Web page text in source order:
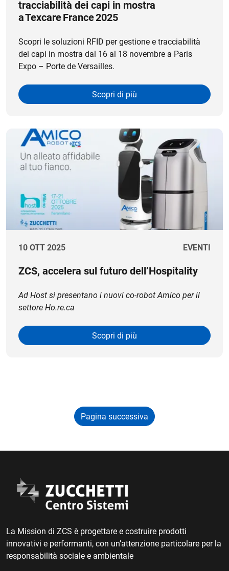
tracciabilità dei capi in mostra
a Texcare France 2025
Scopri le soluzioni RFID per gestione e tracciabilità
dei capi in mostra dal 16 al 18 novembre a Paris
Expo – Porte de Versailles.
Scopri di più
10 OTT 2025 EVENTI
ZCS, accelera sul futuro dell’Hospitality
Ad Host si presentano i nuovi co-robot Amico per il
settore Ho.re.ca
Scopri di più
Pagina successiva
La Mission di ZCS è progettare e costruire prodotti
innovativi e performanti,con un’attenzione particolare per la
responsabilità sociale e ambientale